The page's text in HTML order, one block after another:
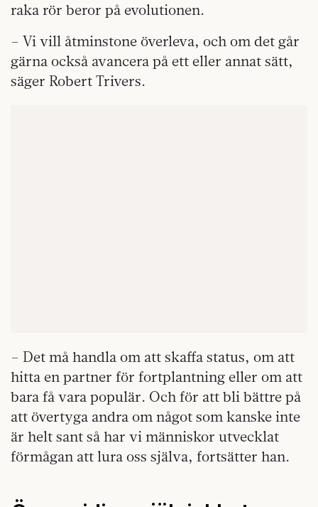
raka rör beror på evolutionen.
– Vi vill åtminstone överleva, och om det går
gärna också avancera på ett eller annat sätt,
säger Robert Trivers.
– Det må handla om att skaffa status, om att
hitta en partner för fortplantning eller om att
bara få vara populär. Och för att bli bättre på
att övertyga andra om något som kanske inte
är helt sant så har vi människor utvecklat
förmågan att lura oss själva, fortsätter han.